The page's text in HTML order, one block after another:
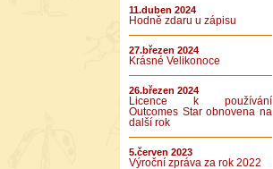
11.duben 2024
Hodně zdaru u zápisu
27.březen 2024
Krásné Velikonoce
26.březen 2024
Licence k používání
Outcomes Star obnovena na
další rok
5.červen 2023
Výroční zpráva za rok 2022